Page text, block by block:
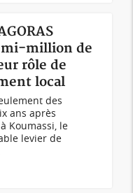
million de
rôle de
local
des
ans après
Koumassi, le
levier de